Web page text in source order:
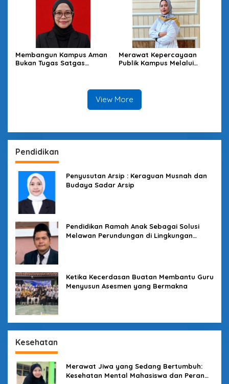
Membangun Kampus Aman
Bukan Tugas Satgas
Merawat Kepercayaan
Publik Kampus Melalui
View More
Pendidikan
Penyusutan Arsip : Keraguan Musnah dan
Budaya Sadar Arsip
Pendidikan Ramah Anak Sebagai Solusi
Melawan Perundungan di Lingkungan
Ketika Kecerdasan Buatan Membantu Guru
Menyusun Asesmen yang Bermakna
Kesehatan
Merawat Jiwa yang Sedang Bertumbuh:
Kesehatan Mental Mahasiswa dan Peran